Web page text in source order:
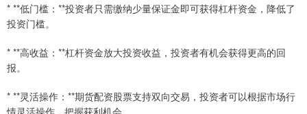
* **低门槛：**投资者只需缴纳少量保证金即可获得杠杆资金，降低了
投资门槛。
* **高收益：**杠杆资金放大投资收益，投资者有机会获得更高的回
报。
* **灵活操作：**期货配资股票支持双向交易，投资者可以根据市场行
情灵活操作，把握获利机会。